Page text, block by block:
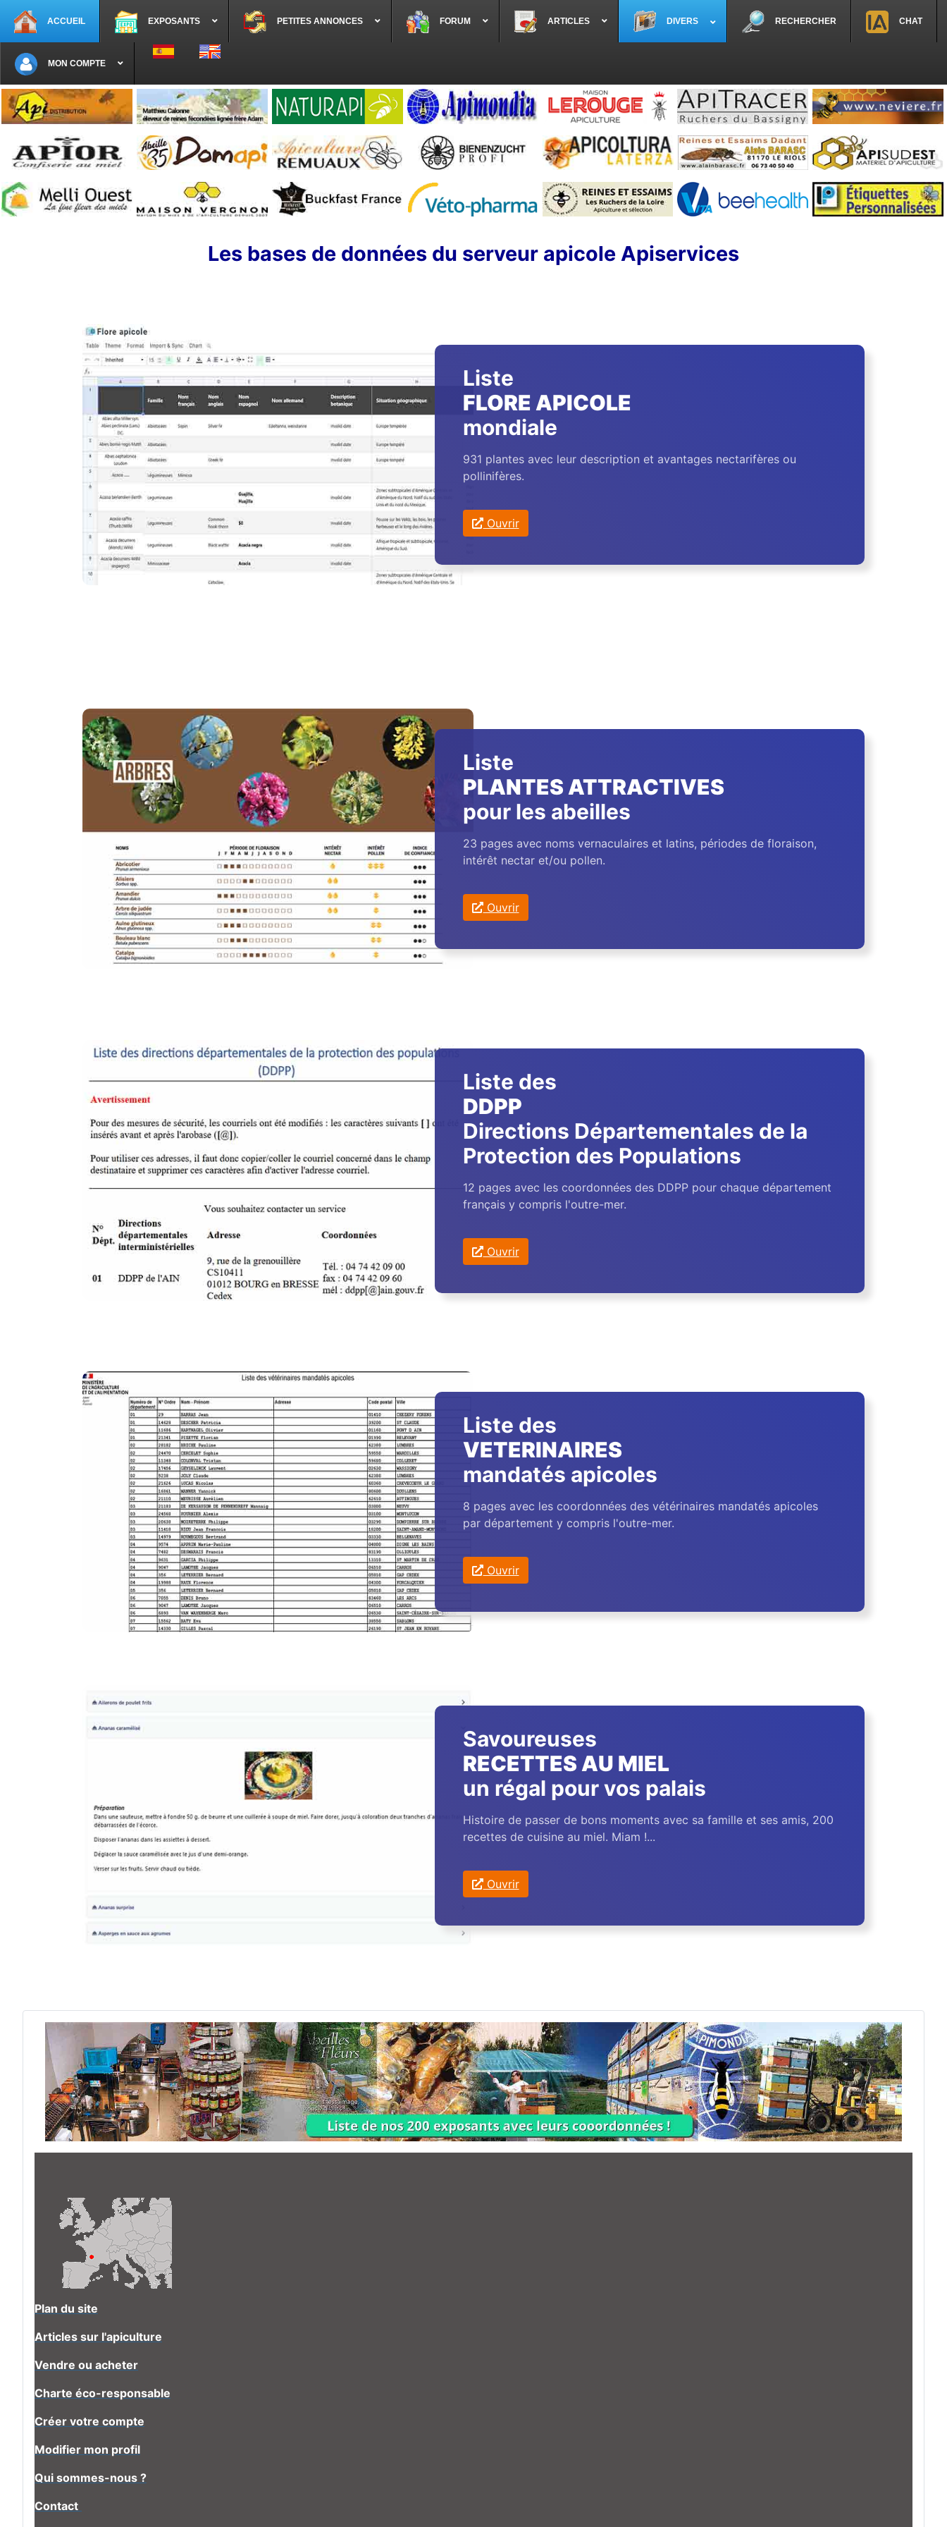
ACCUEIL EXPOSANTS PETITES ANNONCES FORUM ARTICLES DIVERS RECHERCHER CHAT
MON COMPTE
Sélectionnez votre langue
Les bases de données du serveur apicole Apiservices
Liste
FLORE APICOLE
mondiale
931 plantes avec leur description et avantages nectarifères ou
pollinifères.
Ouvrir
Liste
PLANTES ATTRACTIVES
pour les abeilles
23 pages avec noms vernaculaires et latins, périodes de floraison,
intérêt nectar et/ou pollen.
Ouvrir
Liste des
DDPP
Directions Départementales de la
Protection des Populations
12 pages avec les coordonnées des DDPP pour chaque département
français y compris l'outre-mer.
Ouvrir
Liste des
VETERINAIRES
mandatés apicoles
8 pages avec les coordonnées des vétérinaires mandatés apicoles
par département y compris l'outre-mer.
Ouvrir
Savoureuses
RECETTES AU MIEL
un régal pour vos palais
Histoire de passer de bons moments avec sa famille et ses amis, 200
recettes de cuisine au miel. Miam !...
Ouvrir
Plan du site
Articles sur l'apiculture
Vendre ou acheter
Charte éco-responsable
Créer votre compte
Modifier mon profil
Qui sommes-nous ?
Contact